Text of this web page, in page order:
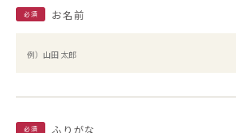
必須 お名前
必須 ふりがな